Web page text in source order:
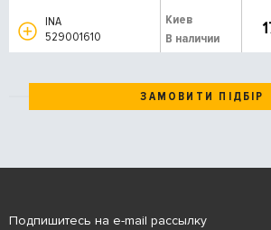
INA
529001610
Киев
В наличии
ЗАМОВИТИ ПІДБІР
Подпишитесь на e-mail рассылку